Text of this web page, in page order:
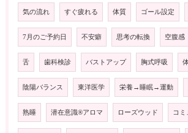
気の流れ すぐ疲れる 体質 ゴール設定
7月のご予約日 不安癖 思考の転換 空腹感
舌 歯科検診 バストアップ 胸式呼吸
陰陽バランス 東洋医学 栄養→睡眠→運動
熟睡 潜在意識®️アロマ ローズウッド コ